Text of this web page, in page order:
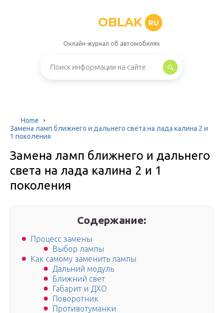
OBLAK RU
Онлайн-журнал об автомобилях
Home
Замена ламп ближнего и дальнего света на лада калина 2 и
1 поколения
Замена ламп ближнего и дальнего
света на лада калина 2 и 1
поколения
Содержание:
Процесс замены
Выбор лампы
Как самому заменить лампы
Дальний модуль
Ближний свет
Габарит и ДХО
Поворотник
Противотуманки